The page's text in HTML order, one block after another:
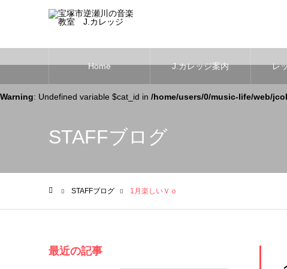
Home J.カレッジ案内 レ
Warning: Undefined variable $cat_id in /home/users/0/music-life/web/
STAFFブログ
STAFFブログ 1月楽しいＶｏ
最近の記事